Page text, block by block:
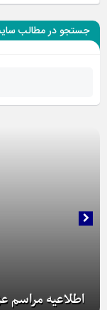
جستجو در مطالب
اطلاعیه مراسم